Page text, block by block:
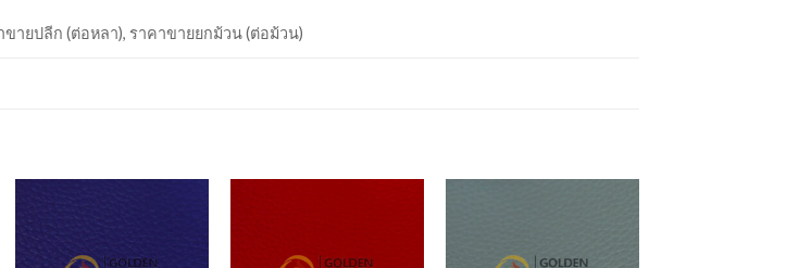
ขายปลีก (ต่อหลา), ราคาขายยกม้วน (ต่อม้วน)